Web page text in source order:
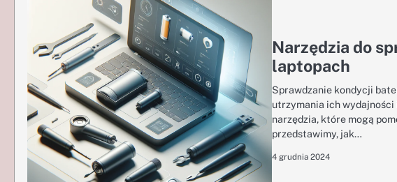
Narzędzia do
laptopach
Sprawdzanie kondycji
utrzymania ich
narzędzia, które mogą
przedstawimy, jak…
4 grudnia 2024